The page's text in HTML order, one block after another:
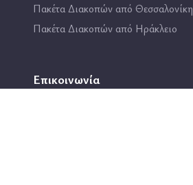
Πακέτα Διακοπών από Θεσσαλονίκη
Πακέτα Διακοπών από Ηράκλειο
Επικοινωνία